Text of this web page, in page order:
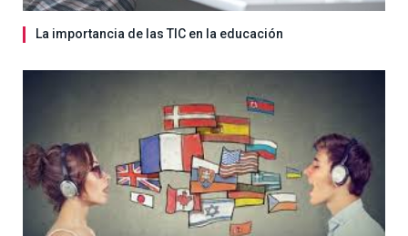
La importancia de las TIC en la educación